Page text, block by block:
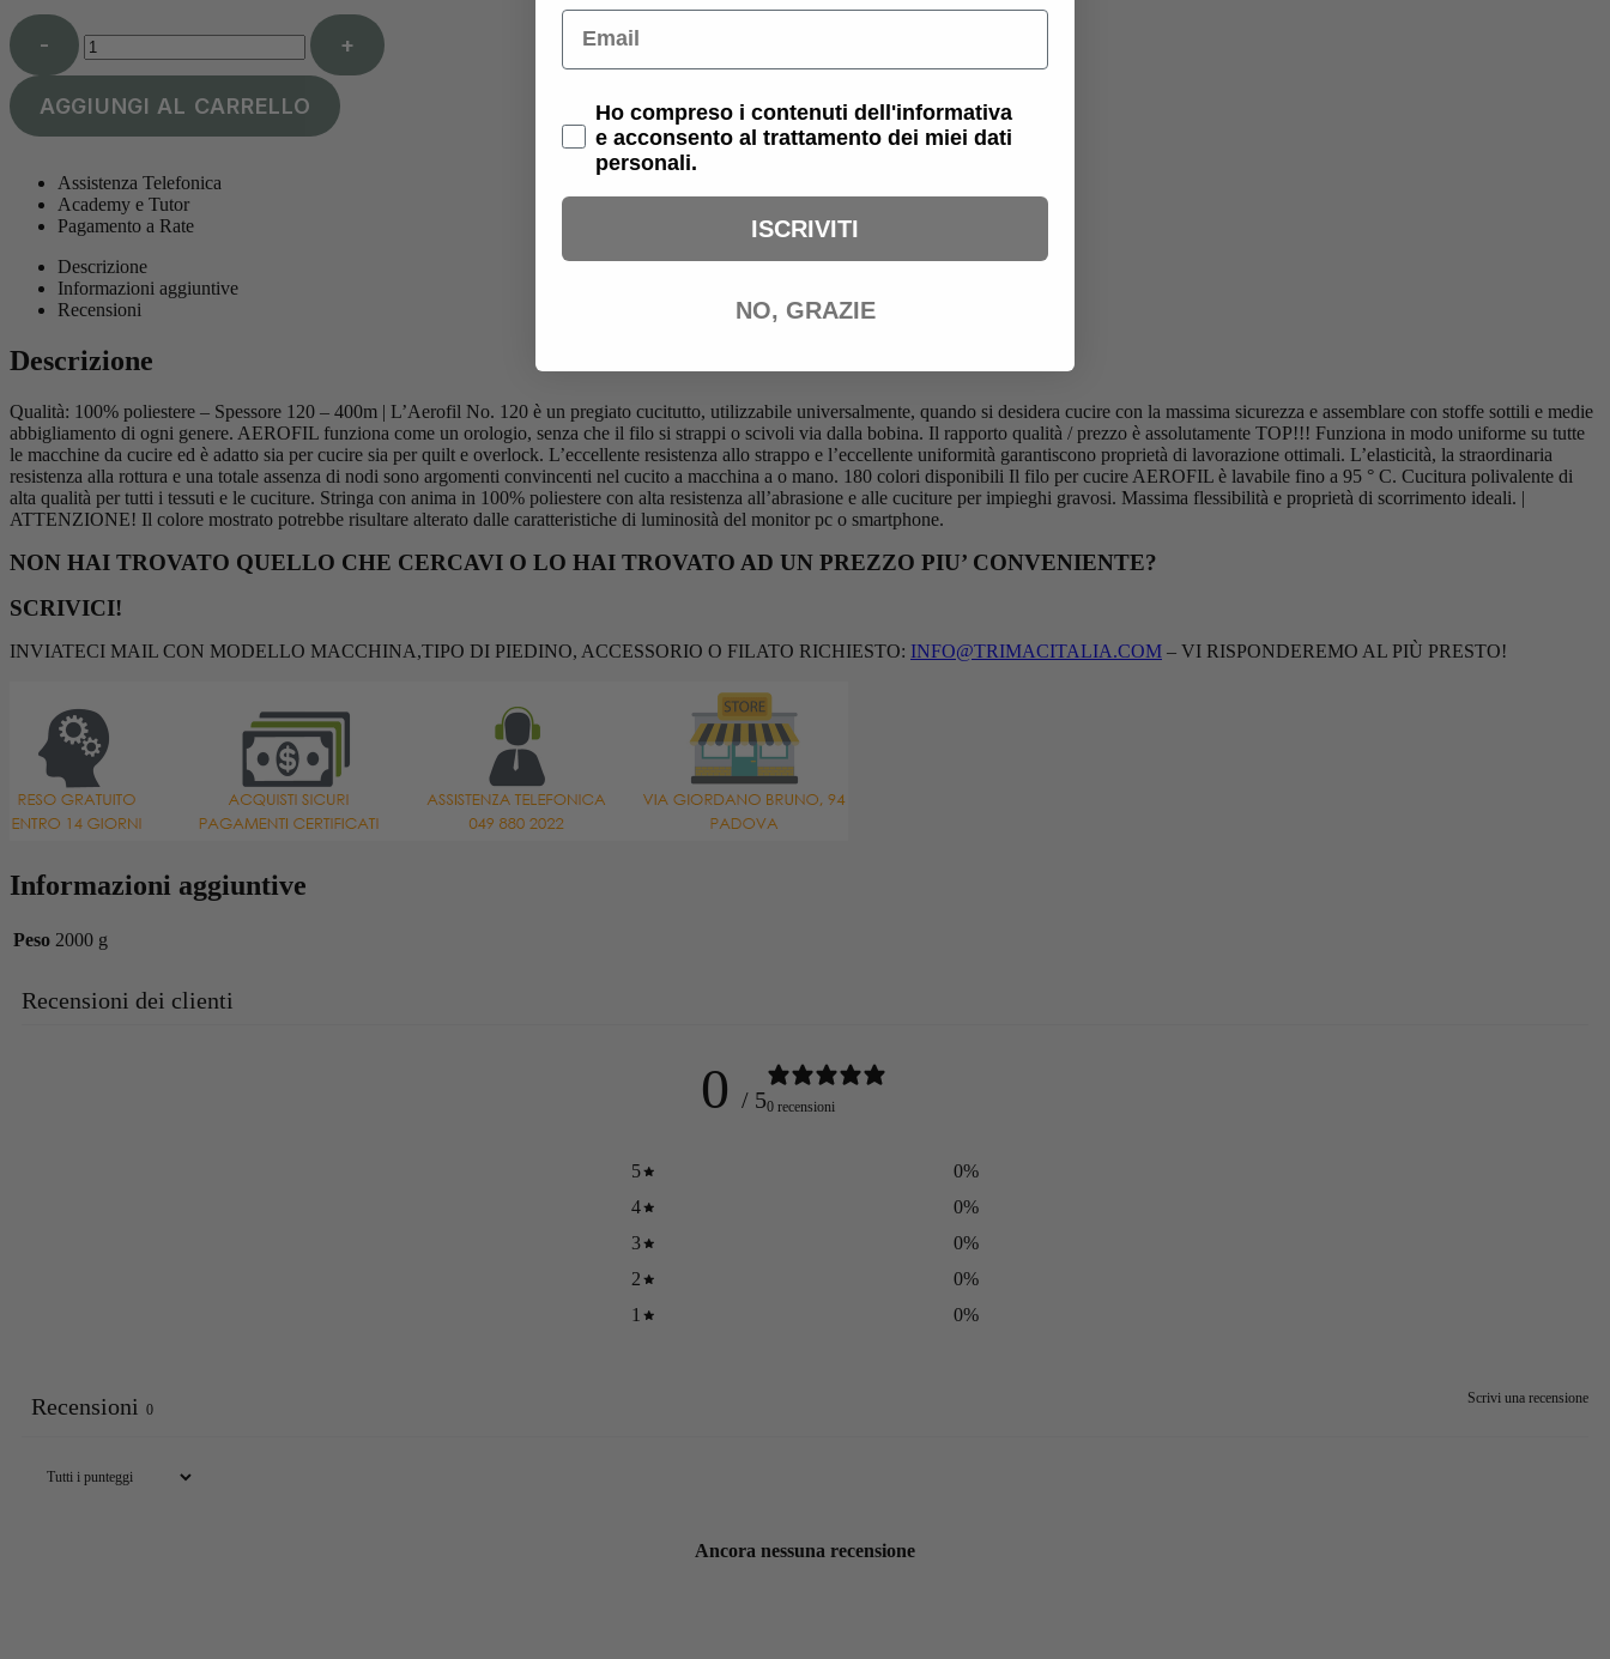
- +
AGGIUNGI AL CARRELLO
Assistenza Telefonica
Academy e Tutor
Pagamento a Rate
Descrizione
Informazioni aggiuntive
Recensioni
Descrizione
Qualità: 100% poliestere – Spessore 120 – 400m | L’Aerofil No. 120 è un pregiato cucitutto, utilizzabile universalmente, quando si desidera cucire con la massima sicurezza e assemblare con stoffe sottili e medie
abbigliamento di ogni genere. AEROFIL funziona come un orologio, senza che il filo si strappi o scivoli via dalla bobina. Il rapporto qualità / prezzo è assolutamente TOP!!! Funziona in modo uniforme su tutte
le macchine da cucire ed è adatto sia per cucire sia per quilt e overlock. L’eccellente resistenza allo strappo e l’eccellente uniformità garantiscono proprietà di lavorazione ottimali. L’elasticità, la straordinaria
resistenza alla rottura e una totale assenza di nodi sono argomenti convincenti nel cucito a macchina a o mano. 180 colori disponibili Il filo per cucire AEROFIL è lavabile fino a 95 ° C. Cucitura polivalente di
alta qualità per tutti i tessuti e le cuciture. Stringa con anima in 100% poliestere con alta resistenza all’abrasione e alle cuciture per impieghi gravosi. Massima flessibilità e proprietà di scorrimento ideali. |
ATTENZIONE! Il colore mostrato potrebbe risultare alterato dalle caratteristiche di luminosità del monitor pc o smartphone.
NON HAI TROVATO QUELLO CHE CERCAVI O LO HAI TROVATO AD UN PREZZO PIU’ CONVENIENTE?
SCRIVICI!
INVIATECI MAIL CON MODELLO MACCHINA,TIPO DI PIEDINO, ACCESSORIO O FILATO RICHIESTO: INFO@TRIMACITALIA.COM – VI RISPONDEREMO AL PIÙ PRESTO!
Informazioni aggiuntive
Peso 2000 g
Recensioni dei clienti
0 / 50 recensioni
5 0%
4
0%
3
0%
2
0%
1
0%
Scrivi una recensione
Recensioni 0
Ancora nessuna recensione
Email
Privacy Policy
Ho compreso i contenuti dell'informativa
e acconsento al trattamento dei miei dati
personali.
ISCRIVITI
NO, GRAZIE